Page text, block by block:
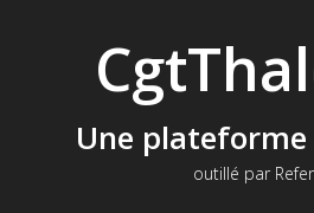
Une plateforme
outillé par